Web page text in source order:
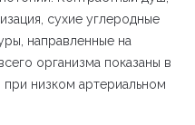
сухие углеродные
направленные на
организма показаны в
при низком артериальном